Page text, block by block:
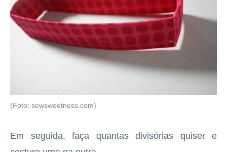
(Foto: sewsweetness.com)
Em seguida, faça quantas divisórias quiser e